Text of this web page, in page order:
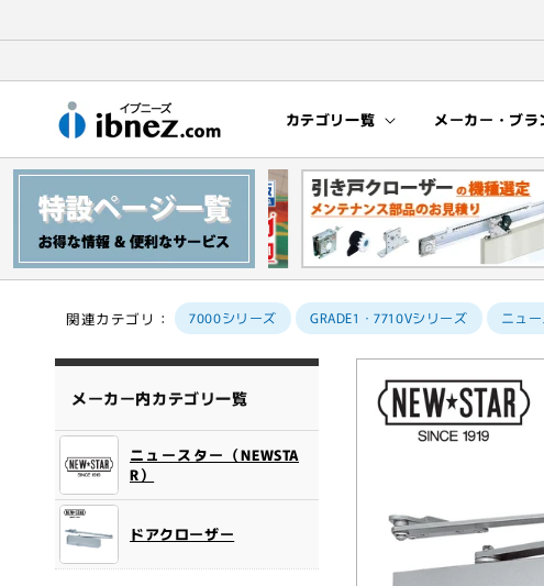
カテゴリ一覧 メーカー・ブラ
関連カテゴリ： 7000シリーズ GRADE1・7710Vシリーズ ニュ
メーカー内カテゴリ一覧
ニュースター（NEWSTA
R）
ドアクローザー
にスキッ
プ